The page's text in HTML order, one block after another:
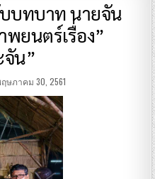
บทบาท นายจัน
พยนตร์เรื่อง”
จัน”
ษภาคม 30, 2561